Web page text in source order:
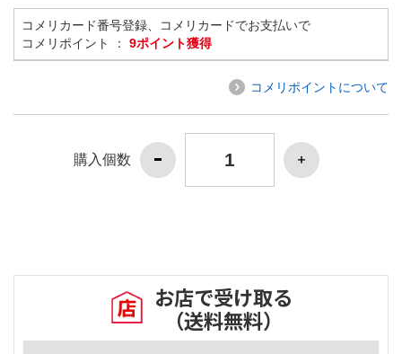
コメリカード番号登録、コメリカードでお支払いで
コメリポイント ： 9ポイント獲得
コメリポイントについて
購入個数
お店で受け取る
（送料無料）